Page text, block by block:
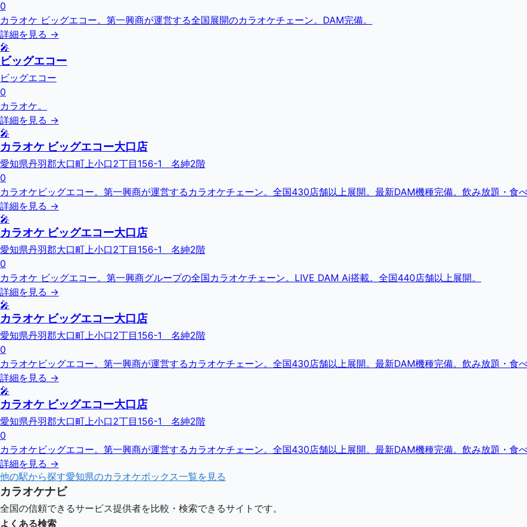
0
カラオケ ビッグエコー。第一興商が運営する全国展開のカラオケチェーン。DAM完備。
詳細を見る →
🎤
ビッグエコー
ビッグエコー
0
カラオケ。
詳細を見る →
🎤
カラオケ ビッグエコー大口店
愛知県丹羽郡大口町上小口2丁目156-1 名紳2階
0
カラオケビッグエコー。第一興商が運営するカラオケチェーン。全国430店舗以上展開。最新DAM機種完備。飲み放題・食べ
詳細を見る →
🎤
カラオケ ビッグエコー大口店
愛知県丹羽郡大口町上小口2丁目156-1 名紳2階
0
カラオケ ビッグエコー。第一興商グループの全国カラオケチェーン。LIVE DAM Ai搭載。全国440店舗以上展開。
詳細を見る →
🎤
カラオケ ビッグエコー大口店
愛知県丹羽郡大口町上小口2丁目156-1 名紳2階
0
カラオケビッグエコー。第一興商が運営するカラオケチェーン。全国430店舗以上展開。最新DAM機種完備。飲み放題・食べ
詳細を見る →
🎤
カラオケ ビッグエコー大口店
愛知県丹羽郡大口町上小口2丁目156-1 名紳2階
0
カラオケビッグエコー。第一興商が運営するカラオケチェーン。全国430店舗以上展開。最新DAM機種完備。飲み放題・食べ
詳細を見る →
他の駅から探す愛知県のカラオケボックス一覧を見る
カラオケナビ
全国の信頼できるサービス提供者を比較・検索できるサイトです。
よくある検索